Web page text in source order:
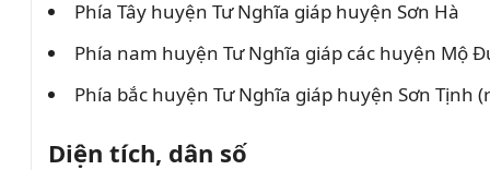
Phía Tây huyện Tư Nghĩa giáp huyện Sơn Hà
Phía nam huyện Tư Nghĩa giáp các huyện Mộ
Phía bắc huyện Tư Nghĩa giáp huyện Sơn Tịnh
Diện tích, dân số